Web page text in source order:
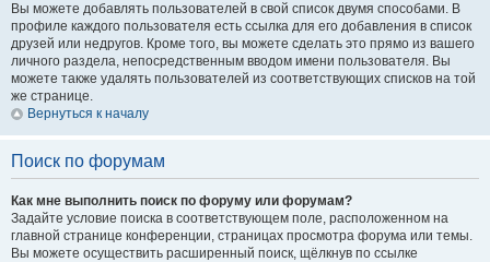
Вы можете добавлять пользователей в свой список двумя способами. В
профиле каждого пользователя есть ссылка для его добавления в список
друзей или недругов. Кроме того, вы можете сделать это прямо из вашего
личного раздела, непосредственным вводом имени пользователя. Вы
можете также удалять пользователей из соответствующих списков на той
же странице.
Вернуться к началу
Поиск по форумам
Как мне выполнить поиск по форуму или форумам?
Задайте условие поиска в соответствующем поле, расположенном на
главной странице конференции, страницах просмотра форума или темы.
Вы можете осуществить расширенный поиск, щёлкнув по ссылке